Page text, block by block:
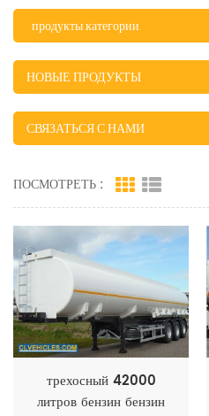
продукты категории
НОВЫЕ ПРОДУКТЫ
СВЯЗАТЬСЯ С НАМИ
ПОСМОТРЕТЬ :
трехосный 42000
литров бензин бензин